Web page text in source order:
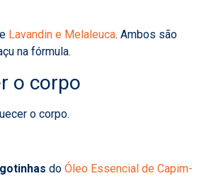
Lavandin e Melaleuca. Ambos são
na fórmula.
o corpo
o corpo.
do Óleo Essencial de Capim-